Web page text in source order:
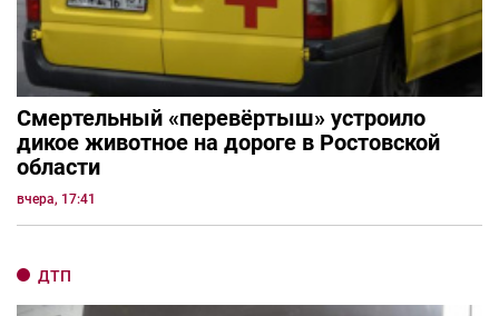
Смертельный «перевёртыш» устроило
дикое животное на дороге в Ростовской
области
вчера, 17:41
ДТП